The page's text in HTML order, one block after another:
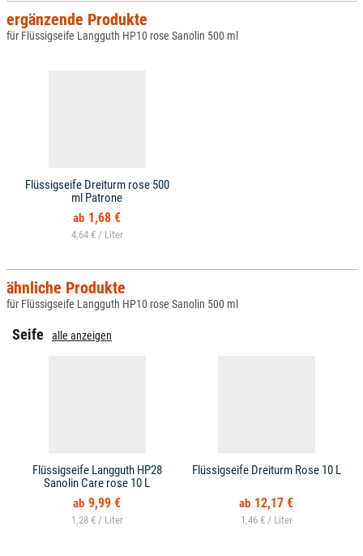
ergänzende Produkte
für Flüssigseife Langguth HP10 rose Sanolin 500 ml
Flüssigseife Dreiturm rose 500
ml Patrone
1,68 €
4,64 € /
ähnliche Produkte
für Flüssigseife Langguth HP10 rose Sanolin 500 ml
Seife alle anzeigen
Flüssigseife Langguth HP28
Sanolin Care rose 10 L
9,99 €
1,28 € /
Flüssigseife Dreiturm Rose 10 L
12,17 €
1,46 € /